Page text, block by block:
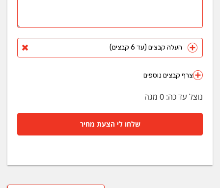
העלה קבצים (עד 6 קבצים)
צרף קבצים נוספים
נוצל עד כה: 0 מגה
שלחו לי הצעת מחיר